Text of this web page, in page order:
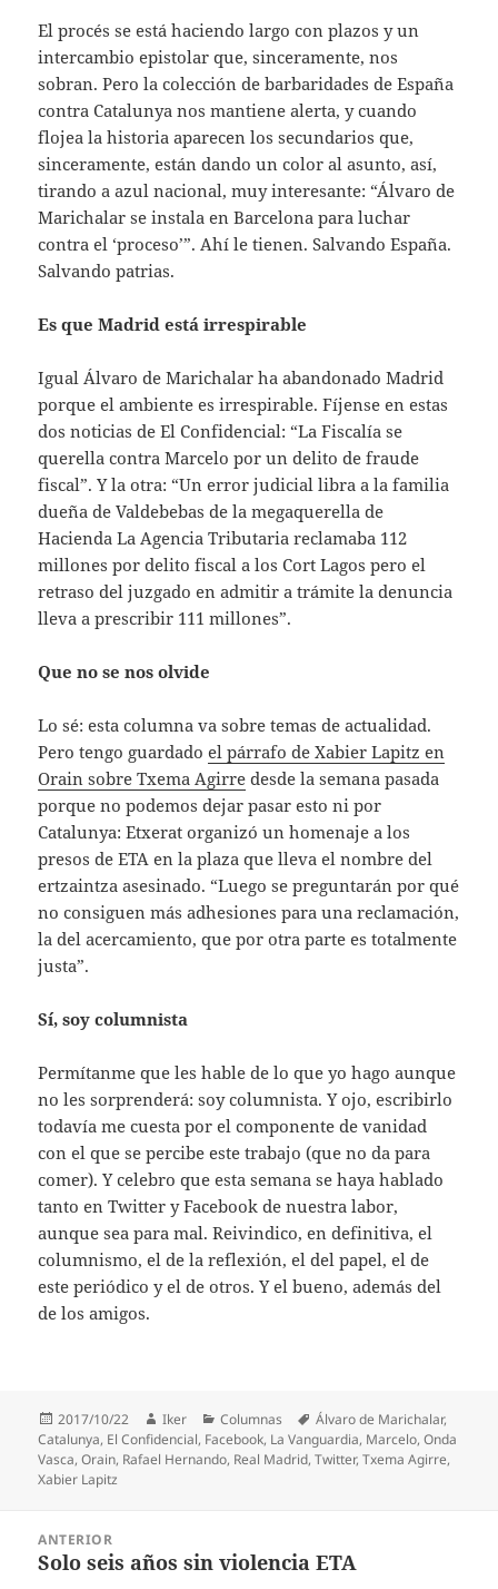
El procés se está haciendo largo con plazos y un
intercambio epistolar que, sinceramente, nos
sobran. Pero la colección de barbaridades de España
contra Catalunya nos mantiene alerta, y cuando
flojea la historia aparecen los secundarios que,
sinceramente, están dando un color al asunto, así,
tirando a azul nacional, muy interesante: “Álvaro de
Marichalar se instala en Barcelona para luchar
contra el ‘proceso’”. Ahí le tienen. Salvando España.
Salvando patrias.
Es que Madrid está irrespirable
Igual Álvaro de Marichalar ha abandonado Madrid
porque el ambiente es irrespirable. Fíjense en estas
dos noticias de El Confidencial: “La Fiscalía se
querella contra Marcelo por un delito de fraude
fiscal”. Y la otra: “Un error judicial libra a la familia
dueña de Valdebebas de la megaquerella de
Hacienda La Agencia Tributaria reclamaba 112
millones por delito fiscal a los Cort Lagos pero el
retraso del juzgado en admitir a trámite la denuncia
lleva a prescribir 111 millones”.
Que no se nos olvide
Lo sé: esta columna va sobre temas de actualidad.
Pero tengo guardadoel párrafo de Xabier Lapitz en
Orain sobre Txema Agirre desde la semana pasada
porque no podemos dejar pasar esto ni por
Catalunya: Etxerat organizó un homenaje a los
presos de ETA en la plaza que lleva el nombre del
ertzaintza asesinado. “Luego se preguntarán por qué
no consiguen más adhesiones para una reclamación,
la del acercamiento, que por otra parte es totalmente
justa”.
Sí, soy columnista
Permítanme que les hable de lo que yo hago aunque
no les sorprenderá: soy columnista. Y ojo, escribirlo
todavía me cuesta por el componente de vanidad
con el que se percibe este trabajo (que no da para
comer). Y celebro que esta semana se haya hablado
tanto en Twitter y Facebook de nuestra labor,
aunque sea para mal. Reivindico, en definitiva, el
columnismo, el de la reflexión, el del papel, el de
este periódico y el de otros. Y el bueno, además del
de los amigos.
Publicado
el
2017/10/22 Autor
Iker Categorías
Columnas Etiquetas
Álvaro de Marichalar,
Catalunya, El Confidencial, Facebook, La Vanguardia, Marcelo,Onda
Vasca,Orain, Rafael Hernando, Real Madrid,Twitter,Txema Agirre,
Xabier Lapitz
entradas
ANTERIOR
Entrada
Solo seis años sin violencia ETA